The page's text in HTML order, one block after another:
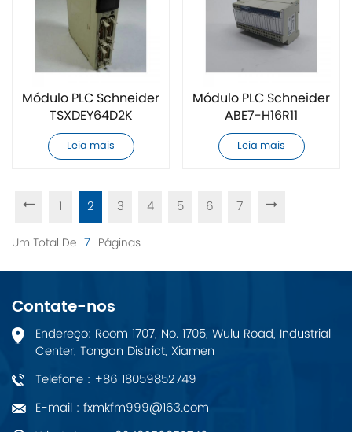
Módulo PLC Schneider
TSXDEY64D2K
totalmente novo
Leia mais
Módulo PLC Schneider
ABE7-H16R11
totalmente novo
Leia mais
1 2 3 4 5 6 7
Um Total De 7 Páginas
Contate-nos
Endereço: Room 1707, No. 1705, Wulu Road, Industrial
Center, Tongan District, Xiamen
Telefone : +86 18059852749
E-mail : fxmkfm999@163.com